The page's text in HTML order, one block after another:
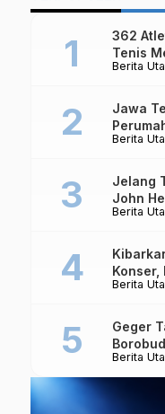
Berita
362
Tenis
Berita
Jawa
Triliun
Berita
Jelang
John
Berita
Konser,
Masuk
Berita
Geger
Alat